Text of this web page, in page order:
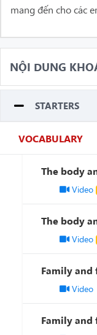
mang đến cho các
NỘI DUNG
STARTERS
VOCABULARY
The body
Video
The body
Video
Family and
Video
Family and